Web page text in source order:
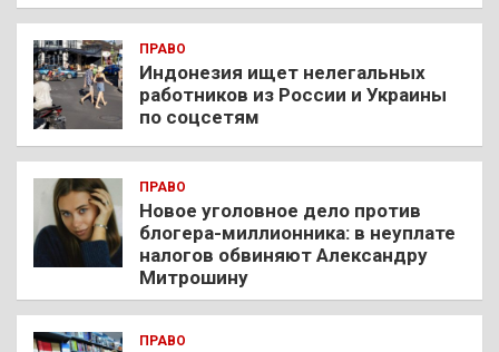
ПРАВО
Индонезия ищет нелегальных
работников из России и Украины
по соцсетям
ПРАВО
Новое уголовное дело против
блогера-миллионника: в неуплате
налогов обвиняют Александру
Митрошину
ПРАВО